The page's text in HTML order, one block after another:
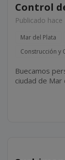
Control
Publicado hace
Mar del Plata
Construcción y
Buecamos
ciudad de Mar